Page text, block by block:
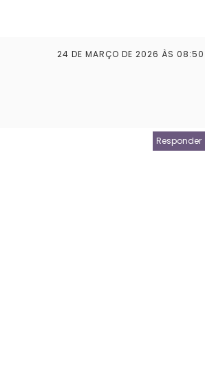
24 DE MARÇO DE 2026 ÀS 08:50
Responder